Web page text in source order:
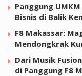
Panggung
Bisnis di Balik
F8 Makassar:
Mendongkrak
Dari Musik
di Panggung F8